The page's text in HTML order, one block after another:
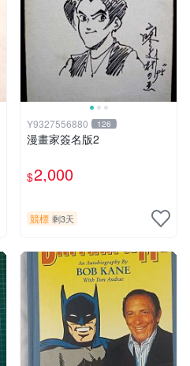
Y9327556880 126
漫畫家簽名版2
$2,000
競標 剩3天